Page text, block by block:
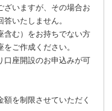
ざいますが、その場合お
いたしません。
含む）をお持ちでない方
ご作成ください。
口座開設のお申込みが可
を制限させていただく